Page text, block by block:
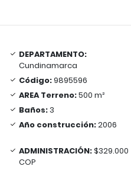
DEPARTAMENTO:
Cundinamarca
Código:9895596
AREA Terreno:500 m²
Baños:3
Año construcción:2006
ADMINISTRACIÓN:$329.000
COP